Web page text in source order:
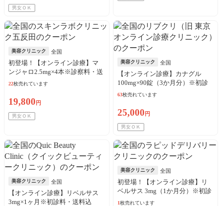
男女ＯＫ
美容クリニック 全国
初登場！【オンライン診療】マ
ンジャロ2.5mg×4本※診察料・送
料・アルコール綿込／リピート
22枚売れています
19,800 円
男女ＯＫ
美容クリニック 全国
【オンライン診療】カナグル
100mg×90錠（3か月分）※初診
料・送料込
63枚売れています
25,000 円
男女ＯＫ
美容クリニック 全国
【オンライン診療】リベルサス
3mg×1ヶ月※初診料・送料込
美容クリニック 全国
初登場！【オンライン診療】リ
ベルサス 3mg（1か月分）※初診
料・送料込
1枚売れています